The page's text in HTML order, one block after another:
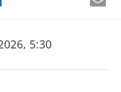
5:30